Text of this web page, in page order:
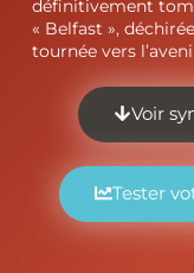
définitivement
« Belfast »,
tournée vers
Voir
Tester